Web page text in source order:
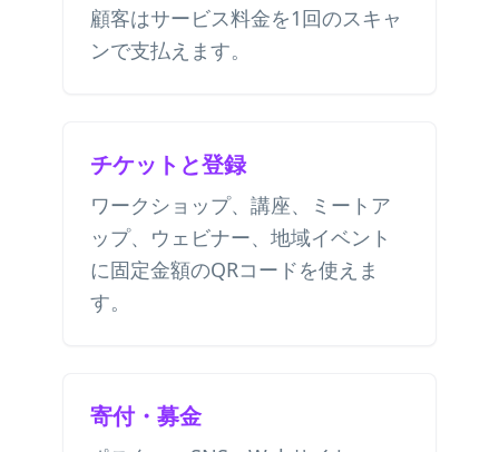
顧客はサービス料金を1回のスキャ
ンで支払えます。
チケットと登録
ワークショップ、講座、ミートア
ップ、ウェビナー、地域イベント
に固定金額のQRコードを使えま
す。
寄付・募金